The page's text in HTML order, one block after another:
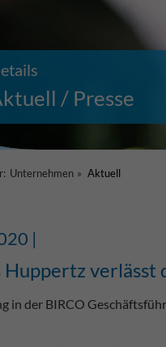
/ Presse
Unternehmen Aktuell
|
Huppertz verlässt
in der BIRCO